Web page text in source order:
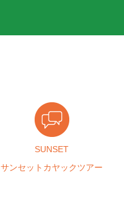
SUNSET
サンセットカヤックツアー